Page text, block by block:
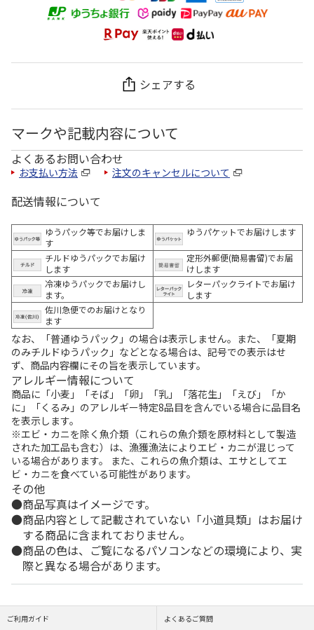
シェアする
マークや記載内容について
よくあるお問い合わせ
お支払い方法 注文のキャンセルについて
配送情報について
ゆうパック等でお届けしま
す
ゆうパケットでお届けします
チルドゆうパックでお届け
します
定形外郵便(簡易書留)でお届
けします
冷凍ゆうパックでお届けし
ます。
レターパックライトでお届け
します
佐川急便でのお届けとなり
ます
なお、「普通ゆうパック」の場合は表示しません。また、「夏期
のみチルドゆうパック」などとなる場合は、記号での表示はせ
ず、商品内容欄にその旨を表示しています。
アレルギー情報について
商品に「小麦」「そば」「卵」「乳」「落花生」「えび」「か
に」「くるみ」のアレルギー特定8品目を含んでいる場合に品目名
を表示します。
※エビ・カニを除く魚介類（これらの魚介類を原材料として製造
された加工品も含む）は、漁獲漁法によりエビ・カニが混じって
いる場合があります。 また、これらの魚介類は、エサとしてエ
ビ・カニを食べている可能性があります。
その他
商品写真はイメージです。
商品内容として記載されていない「小道具類」はお届け
する商品に含まれておりません。
商品の色は、ご覧になるパソコンなどの環境により、実
際と異なる場合があります。
ご利用ガイド よくあるご質問